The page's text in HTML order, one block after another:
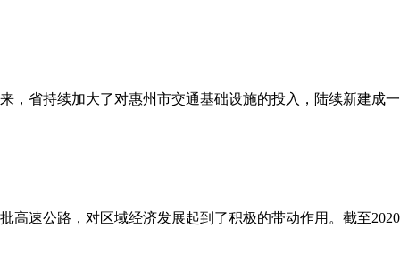
来，省持续加大了对惠州市交通基础设施的投入，陆续新建成一
批高速公路，对区域经济发展起到了积极的带动作用。截至2020